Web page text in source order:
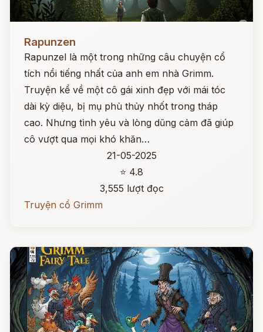
Rapunzen
Rapunzel là một trong những câu chuyện cổ
tích nổi tiếng nhất của anh em nhà Grimm.
Truyện kể về một cô gái xinh đẹp với mái tóc
dài kỳ diệu, bị mụ phù thủy nhốt trong tháp
cao. Nhưng tình yêu và lòng dũng cảm đã giúp
cô vượt qua mọi khó khăn…
21-05-2025
⭐ 4.8
3,555 lượt đọc
Truyện cổ Grimm